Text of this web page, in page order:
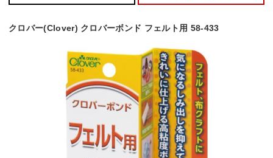
クロバー(Clover) クロバーボンド フェルト用 58-433